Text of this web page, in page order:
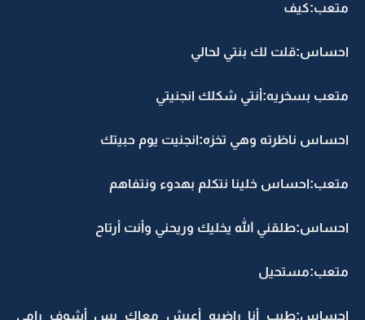
متعب:كيف
احساس:قلت لك بنتي لحالي
متعب بسخريه:‏أنتي شكلك انجنيتي
احساس ناظرته وهي تخزه:انجنيت يوم حبيتك
متعب:احساس خلينا نتكلم بهدوء ونتفاهم
احساس:طلقني الله يخليك وريحني وأنت أرتاح
متعب:مستحيل
احساس:طيب أنا راضيه أعيش معاك بس أشوف رامي